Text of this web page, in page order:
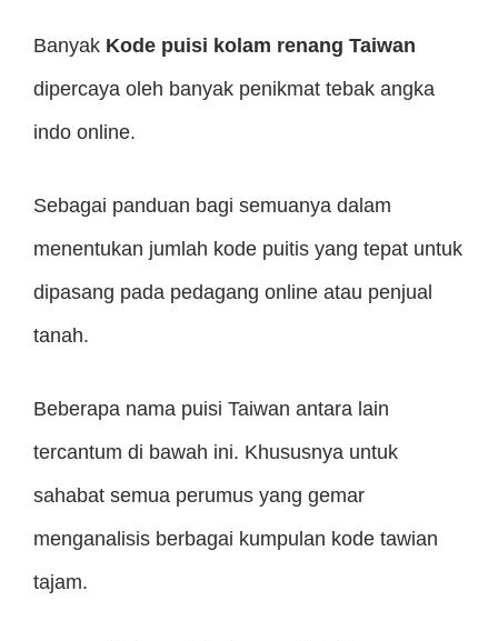
Banyak Kode puisi kolam renang Taiwan
dipercaya oleh banyak penikmat tebak angka
indo online.
Sebagai panduan bagi semuanya dalam
menentukan jumlah kode puitis yang tepat untuk
dipasang pada pedagang online atau penjual
tanah.
Beberapa nama puisi Taiwan antara lain
tercantum di bawah ini. Khususnya untuk
sahabat semua perumus yang gemar
menganalisis berbagai kumpulan kode tawian
tajam.